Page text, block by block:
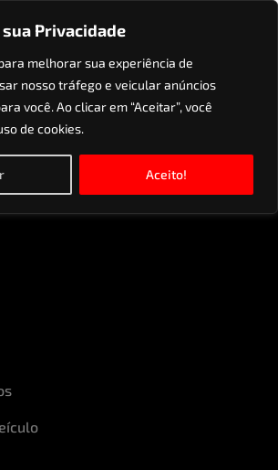
Privacidade
melhorar sua experiência de
nosso tráfego e veicular anúncios
você. Ao clicar em “Aceitar”, você
de cookies.
Aceito!
1.0 MI 8V
MANUAL